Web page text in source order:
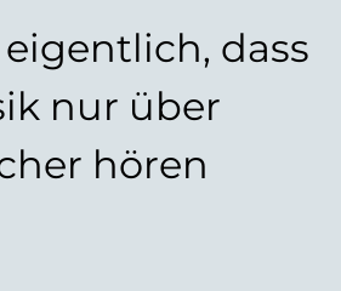
dass
nur über
hören